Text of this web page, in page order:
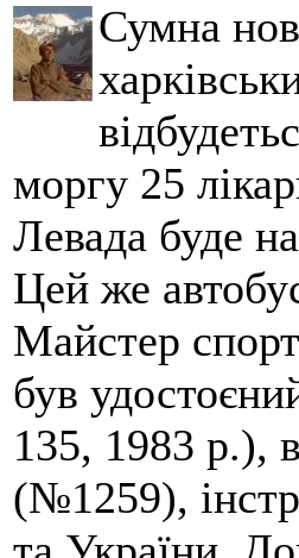
Сумна
моргу 25
Левада буде
Цей же
Майстер
був
135, 1983 р.),
(№1259),